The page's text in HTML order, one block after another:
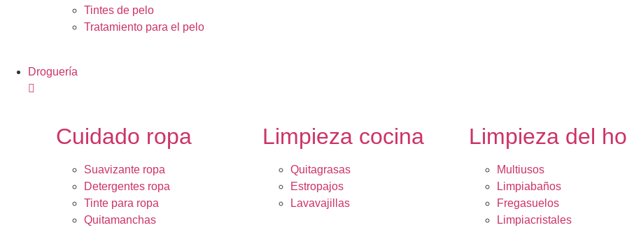
Tintes de pelo
Tratamiento para el pelo
Droguería
Cuidado ropa
Suavizante ropa
Detergentes ropa
Tinte para ropa
Quitamanchas
Limpieza cocina
Quitagrasas
Estropajos
Lavavajillas
Limpieza del
Multiusos
Limpiabaños
Fregasuelos
Limpiacristales